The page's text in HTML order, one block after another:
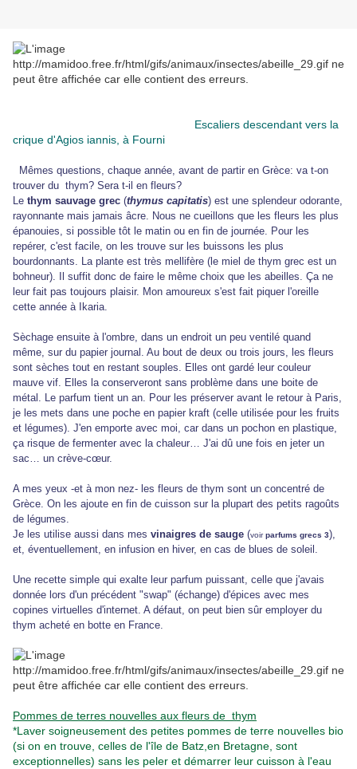
Escaliers descendant vers la
crique d'Agios iannis, à Fourni
Mêmes questions, chaque année, avant de partir en Grèce: va t-on
trouver du thym? Sera t-il en fleurs?
Le thym sauvage grec (thymus capitatis) est une splendeur odorante,
rayonnante mais jamais âcre. Nous ne cueillons que les fleurs les plus
épanouies, si possible tôt le matin ou en fin de journée. Pour les
repérer, c'est facile, on les trouve sur les buissons les plus
bourdonnants. La plante est très mellifère (le miel de thym grec est un
bohneur). Il suffit donc de faire le même choix que les abeilles. Ça ne
leur fait pas toujours plaisir. Mon amoureux s'est fait piquer l'oreille
cette année à Ikaria.
Sèchage ensuite à l'ombre, dans un endroit un peu ventilé quand
même, sur du papier journal. Au bout de deux ou trois jours, les fleurs
sont sèches tout en restant souples. Elles ont gardé leur couleur
mauve vif. Elles la conserveront sans problème dans une boite de
métal. Le parfum tient un an. Pour les préserver avant le retour à Paris,
je les mets dans une poche en papier kraft (celle utilisée pour les fruits
et légumes). J'en emporte avec moi, car dans un pochon en plastique,
ça risque de fermenter avec la chaleur… J'ai dû une fois en jeter un
sac… un crève-cœur.
A mes yeux -et à mon nez- les fleurs de thym sont un concentré de
Grèce. On les ajoute en fin de cuisson sur la plupart des petits ragoûts
de légumes.
Je les utilise aussi dans mes vinaigres de sauge (voirparfums grecs 3),
et, éventuellement, en infusion en hiver, en cas de blues de soleil.
Une recette simple qui exalte leur parfum puissant, celle que j'avais
donnée lors d'un précédent "swap" (échange) d'épices avec mes
copines virtuelles d'internet. A défaut, on peut bien sûr employer du
thym acheté en botte en France.
Pommes de terres nouvelles aux fleurs de thym
*Laver soigneusement des petites pommes de terre nouvelles bio
(si on en trouve, celles de l'île de Batz,en Bretagne, sont
exceptionnelles) sans les peler et démarrer leur cuisson à l'eau